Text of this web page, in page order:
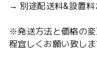
→ 別途配送料&設置料
※発送方法と価格の
程宜しくお願い致しま